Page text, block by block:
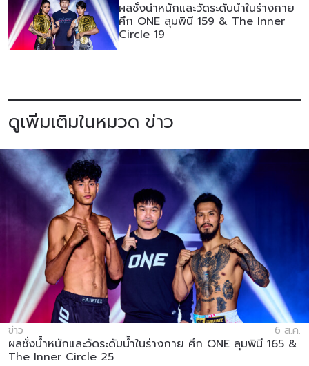
ผลชั่งน้ำหนักและวัดระดับน้ำในร่างกาย
ศึก ONE ลุมพินี 159 & The Inner
Circle 19
ดูเพิ่มเติมในหมวด ข่าว
ข่าว 6 ส.ค.
ผลชั่งน้ำหนักและวัดระดับน้ำในร่างกาย ศึก ONE ลุมพินี 165 &
The Inner Circle 25